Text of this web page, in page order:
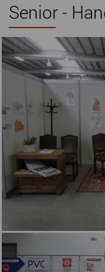
Senior -